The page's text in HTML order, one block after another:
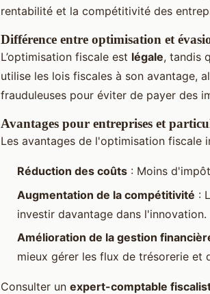
rentabilité et la compétitivité des
Différence entre optimisation et
L’optimisation fiscale est légale, tandis
utilise les lois fiscales à son avantage,
frauduleuses pour éviter de payer des
Avantages pour entreprises et
Les avantages de l'optimisation fiscale
Réduction des coûts : Moins
Augmentation de la compétitivité :
investir davantage dans l'innovation.
Amélioration de la gestion
mieux gérer les flux de trésorerie et
Consulter un expert-comptable